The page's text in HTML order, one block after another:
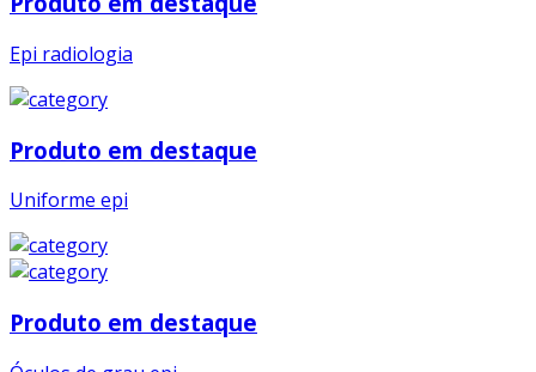
Epi radiologia
Produto em destaque
Uniforme epi
Produto em destaque